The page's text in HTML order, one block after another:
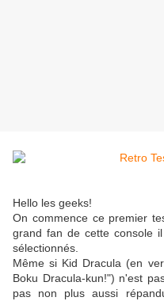
Hello les geeks!
On commence ce premier
grand fan de cette console
sélectionnés.
Même si Kid Dracula (en
Boku Dracula-kun!") n'est
pas non plus aussi